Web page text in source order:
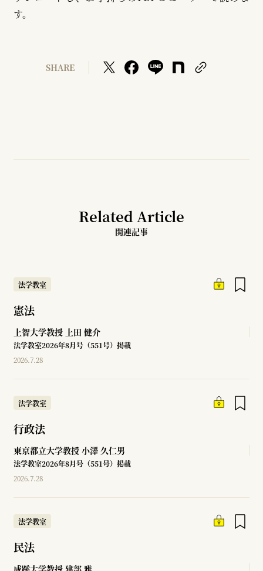
す。
SHARE
Related Article
関連記事
法学教室
憲法
上智大学教授 上田 健介
法学教室2026年8月号（551号）掲載
2026.7.28
法学教室
行政法
東京都立大学教授 小澤 久仁男
法学教室2026年8月号（551号）掲載
2026.7.28
法学教室
民法
成蹊大学教授 建部 雅